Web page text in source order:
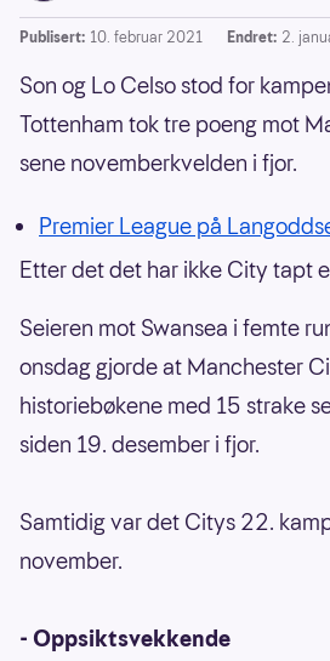
Publisert: 10. februar 2021 Endret: 2.
Son og Lo Celso stod for
Tottenham tok tre poeng mot
sene novemberkvelden i fjor.
Premier League på
Etter det det har ikke City tapt
Seieren mot Swansea i femte
onsdag gjorde at Manchester
historiebøkene med 15 strake
siden 19. desember i fjor.
Samtidig var det Citys 22.
november.
- Oppsiktsvekkende